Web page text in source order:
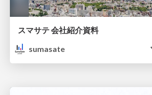
スマサテ 会社紹介資料
sumasate